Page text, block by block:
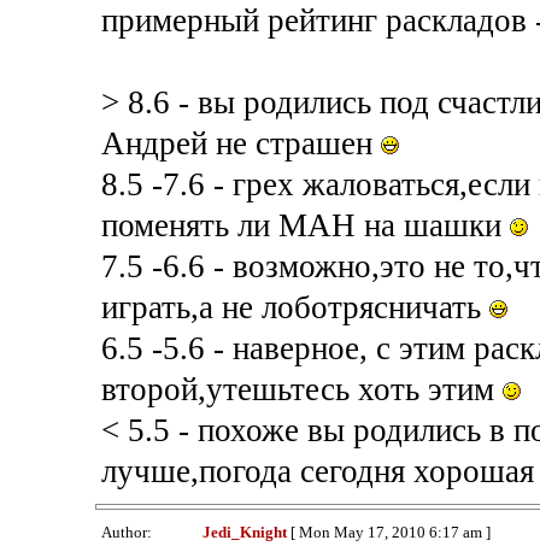
примерный рейтинг раскладов
> 8.6 - вы родились под
Андрей не страшен
8.5 -7.6 - грех жаловаться,если
поменять ли МАН на шашки
7.5 -6.6 - возможно,это не
играть,а не лоботрясничать
6.5 -5.6 - наверное, с этим
второй,утешьтесь хоть этим
< 5.5 - похоже вы родились в
лучше,погода сегодня
Author: Jedi_Knight[ Mon May 17, 2010 6:17 am ]